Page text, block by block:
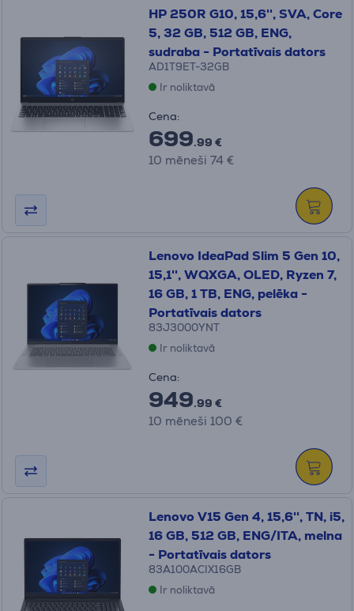
HP 250R G10, 15,6'', SVA, Core
5, 32 GB, 512 GB, ENG,
sudraba - Portatīvais dators
AD1T9ET-32GB
Ir noliktavā
Cena:
699.99 €
10 mēneši 74 €
Lenovo IdeaPad Slim 5 Gen 10,
15,1'', WQXGA, OLED, Ryzen 7,
16 GB, 1 TB, ENG, pelēka -
Portatīvais dators
83J3000YNT
Ir noliktavā
Cena:
949.99 €
10 mēneši 100 €
Lenovo V15 Gen 4, 15,6'', TN, i5,
16 GB, 512 GB, ENG/ITA, melna
- Portatīvais dators
83A100ACIX16GB
Ir noliktavā